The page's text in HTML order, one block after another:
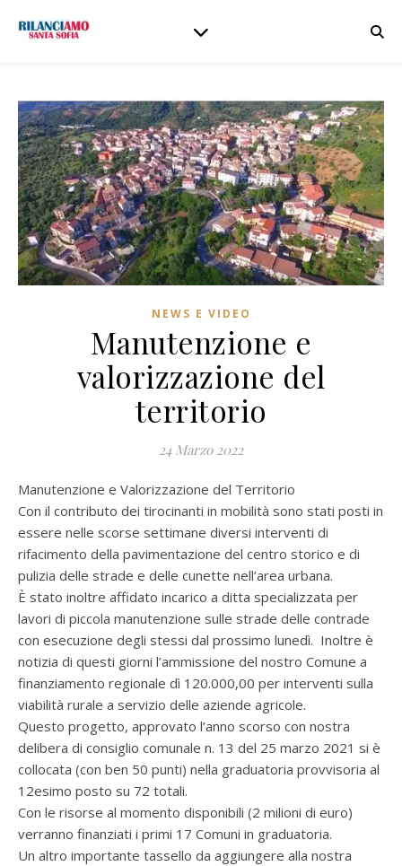
NEWS E VIDEO
Manutenzione e
valorizzazione del
territorio
24 Marzo 2022
Manutenzione e Valorizzazione del Territorio
Con il contributo dei tirocinanti in mobilità sono stati posti in
essere nelle scorse settimane diversi interventi di
rifacimento della pavimentazione del centro storico e di
pulizia delle strade e delle cunette nell’area urbana.
È stato inoltre affidato incarico a ditta specializzata per
lavori di piccola manutenzione sulle strade delle contrade
con esecuzione degli stessi dal prossimo lunedì. Inoltre è
notizia di questi giorni l’ammissione del nostro Comune a
finanziamento regionale dì 120.000,00 per interventi sulla
viabilità rurale a servizio delle aziende agricole.
Questo progetto, approvato l’anno scorso con nostra
delibera di consiglio comunale n. 13 del 25 marzo 2021 si è
collocata (con ben 50 punti) nella graduatoria provvisoria al
12esimo posto su 72 totali.
Con le risorse al momento disponibili (2 milioni di euro)
verranno finanziati i primi 17 Comuni in graduatoria.
Un altro importante tassello da aggiungere alla nostra